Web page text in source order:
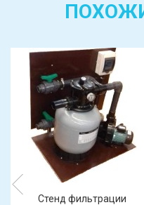
Cтенд фильтрации